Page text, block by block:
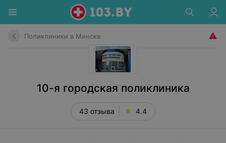
Поликлиники в Минске
10-я городская поликлиника
43 отзыва 4.4